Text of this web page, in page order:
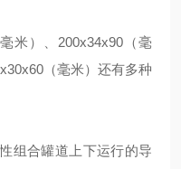
米）、 200x34x90 （毫
（毫米）还有多种
组合罐道上下运行的导